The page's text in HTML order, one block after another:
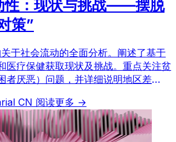
性：现状与挑战——摆脱
策”
于社会流动的全面分析。阐述了基于
医疗保健获取现状及挑战。重点关注贫
者厌恶）问题，并详细说明地区差
CN 阅读更多 →